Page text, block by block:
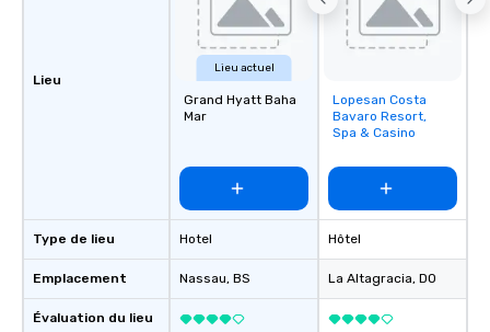
Lieu
Type de lieu
Emplacement
Évaluation du lieu
Lieu actuel
Grand Hyatt Baha
Mar
Hotel
Nassau, BS
Removed from
favorites
Lopesan Costa
Bavaro Resort,
Spa & Casino
Hôtel
La Altagracia, DO